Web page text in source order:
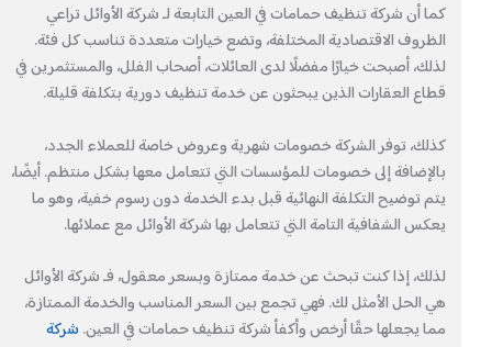
كما أن شركة تنظيف حمامات في العين التابعة لـ شركة الأوائل تراعي
الظروف الاقتصادية المختلفة، وتضع خيارات متعددة تناسب كل فئة.
لذلك، أصبحت خيارًا مفضلًا لدى العائلات، أصحاب الفلل، والمستثمرين في
قطاع العقارات الذين يبحثون عن خدمة تنظيف دورية بتكلفة قليلة.
كذلك، توفر الشركة خصومات شهرية وعروض خاصة للعملاء الجدد،
بالإضافة إلى خصومات للمؤسسات التي تتعامل معها بشكل منتظم. أيضًا،
يتم توضيح التكلفة النهائية قبل بدء الخدمة دون رسوم خفية، وهو ما
يعكس الشفافية التامة التي تتعامل بها شركة الأوائل مع عملائها.
لذلك، إذا كنت تبحث عن خدمة ممتازة وبسعر معقول، فـ شركة الأوائل
هي الحل الأمثل لك. فهي تجمع بين السعر المناسب والخدمة الممتازة،
مما يجعلها حقًا أرخص وأكفأ شركة تنظيف حمامات في العين.شركة